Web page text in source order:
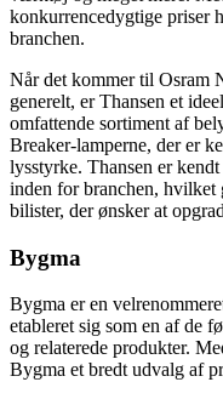
konkurrencedygtige priser
branchen.
Når det kommer til Osram
generelt, er Thansen et
omfattende sortiment af
Breaker-lamperne, der er
lysstyrke. Thansen er
inden for branchen,
bilister, der ønsker at
Bygma
Bygma er en
etableret sig som en af de
og relaterede produkter.
Bygma et bredt udvalg af